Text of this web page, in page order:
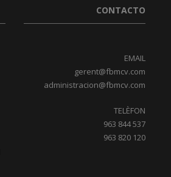
CONTACTO
EMAIL
gerent@fbmcv.com
administracion@fbmcv.com
TELÈFON
963 844 537
963 820 120